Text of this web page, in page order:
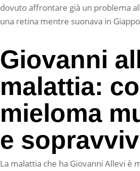
dovuto affrontare già un problema
una retina mentre suonava in
Giovanni
malattia:
mieloma
e
La malattia che ha Giovanni Allevi è